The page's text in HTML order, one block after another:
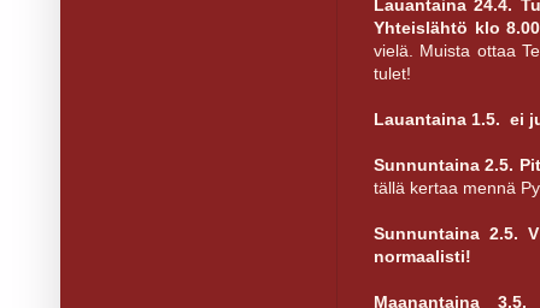
Lauantaina 24.4.
Yhteislähtö klo
vielä. Muista ottaa
tulet!
Lauantaina 1.5. ei
Sunnuntaina 2.5.
tällä kertaa mennä
Sunnuntaina 2.5.
normaalisti!
Maanantaina